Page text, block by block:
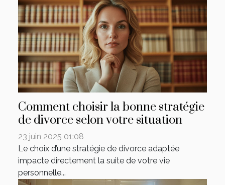
Comment choisir la bonne stratégie
de divorce selon votre situation
23 juin 2025 01:08
Le choix d’une stratégie de divorce adaptée
impacte directement la suite de votre vie
personnelle...